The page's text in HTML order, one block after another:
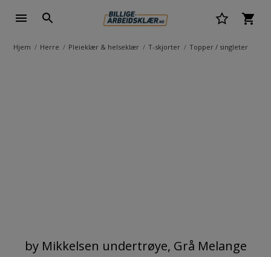
Hjem Herre Pleieklær & helseklær T-skjorter Topper / singleter
by Mikkelsen undertrøye, Grå Melange